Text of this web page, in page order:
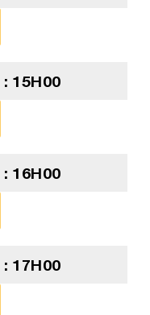
15H00
16H00
17H00